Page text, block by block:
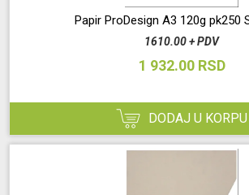
Papir ProDesign A3 120g pk250
1610.00 + PDV
1 932.00 RSD
DODAJ U KORPU